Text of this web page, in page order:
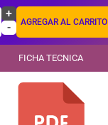
+
-
AGREGAR AL CARRITO
FICHA TECNICA